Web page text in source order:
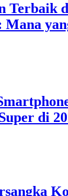
Terbaik
Mana
di